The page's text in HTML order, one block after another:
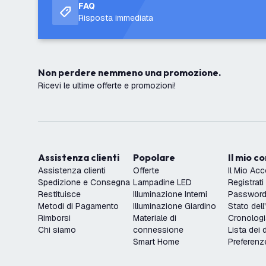
FAQ
Risposta immediata
Non perdere nemmeno una promozione.
Ricevi le ultime offerte e promozioni!
Assistenza clienti
Assistenza clienti
Spedizione e Consegna
Restituisce
Metodi di Pagamento
Rimborsi
Chi siamo
Popolare
Offerte
Lampadine LED
Illuminazione Interni
Illuminazione Giardino
Materiale di
connessione
Smart Home
Il mio
Il Mio
Registrati
Stato
Lista dei